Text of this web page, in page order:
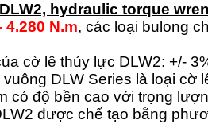
hydraulic torque
4.280 N.m, các loại bulong
cờ lê thủy lực DLW2: +/-
DLW Series là loại
có độ bền cao với trọng
được chế tạo bằng